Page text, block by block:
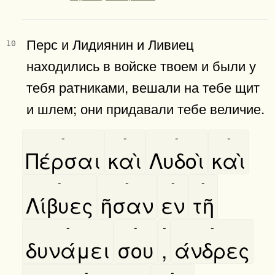
10
Перс и Лидиянин и Ливиец
находились в войске твоем и были у
тебя ратниками, вешали на тебе щит
и шлем; они придавали тебе величие.
Πέρσαι
-
καὶ
-
Λυδοὶ
-
καὶ
-
Λίβυες
-
ῆσαν
-
εν
-
τῆ
-
δυνάμει
-
σου
-
,
-
άνδρες
-
- -